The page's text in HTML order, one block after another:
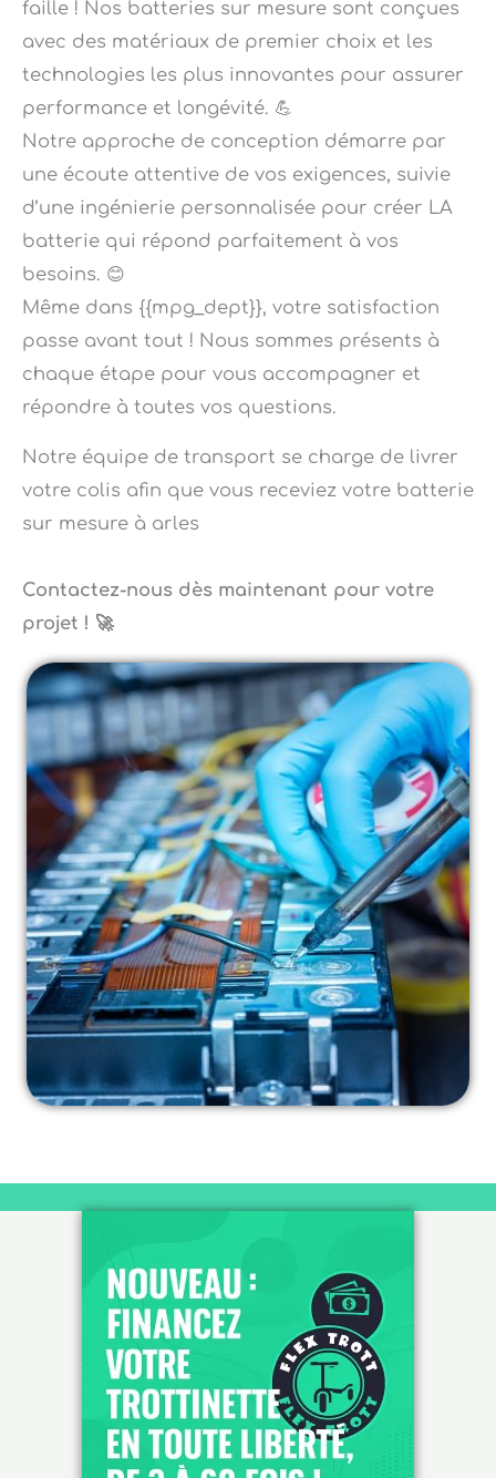
avec des matériaux de premier choix et les
technologies les plus innovantes pour assurer
performance et longévité. 💪
Notre approche de conception démarre par
une écoute attentive de vos exigences, suivie
d’une ingénierie personnalisée pour créer LA
batterie qui répond parfaitement à vos
besoins. 😊
Même dans {{mpg_dept}}, votre satisfaction
passe avant tout ! Nous sommes présents à
chaque étape pour vous accompagner et
répondre à toutes vos questions.
Notre équipe de transport se charge de livrer
votre colis afin que vous receviez votre batterie
sur mesure à arles
projet ! 🚀